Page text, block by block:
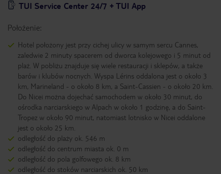
TUI Service Center 24/7 + TUI App
Położenie:
Hotel położony jest przy cichej ulicy w samym sercu Cannes,
zaledwie 2 minuty spacerem od dworca kolejowego i 5 minut od
plaż. W pobliżu znajduje się wiele restauracji i sklepów, a także
barów i klubów nocnych. Wyspa Lérins oddalona jest o około 3
km, Marineland - o około 8 km, a Saint-Cassien - o około 20 km.
Do Nicei można dojechać samochodem w około 30 minut, do
ośrodka narciarskiego w Alpach w około 1 godzinę, a do Saint-
Tropez w około 90 minut, natomiast lotnisko w Nicei oddalone
jest o około 25 km.
odległość do plaży ok. 546 m
odległość do centrum miasta ok. 0 m
odległość do pola golfowego ok. 8 km
odległość do stoków narciarskich ok. 50 km